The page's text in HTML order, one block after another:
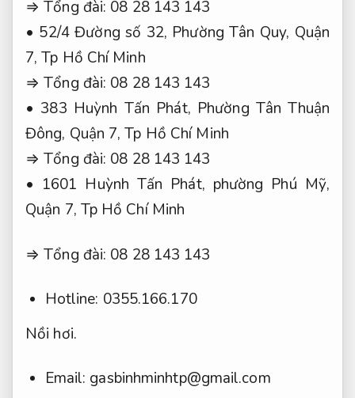
⇒ Tổng đài: 08 28 143 143
• 52/4 Đường số 32, Phường Tân Quy, Quận
7, Tp Hồ Chí Minh
⇒ Tổng đài: 08 28 143 143
• 383 Huỳnh Tấn Phát, Phường Tân Thuận
Đông, Quận 7, Tp Hồ Chí Minh
⇒ Tổng đài: 08 28 143 143
• 1601 Huỳnh Tấn Phát, phường Phú Mỹ,
Quận 7, Tp Hồ Chí Minh
⇒ Tổng đài: 08 28 143 143
Hotline: 0355.166.170
Nồi hơi.
Email: gasbinhminhtp@gmail.com